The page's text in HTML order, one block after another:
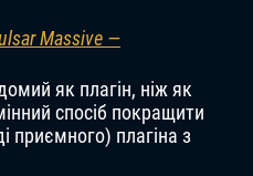
Massive —
як плагін, ніж як
спосіб покращити
приємного) плагіна з